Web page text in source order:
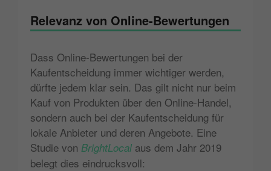
Relevanz von Online-Bewertungen
Dass Online-Bewertungen bei der
Kaufentscheidung immer wichtiger werden,
dürfte jedem klar sein. Das gilt nicht nur beim
Kauf von Produkten über den Online-Handel,
sondern auch bei der Kaufentscheidung für
lokale Anbieter und deren Angebote. Eine
Studie von BrightLocal aus dem Jahr 2019
belegt dies eindrucksvoll: